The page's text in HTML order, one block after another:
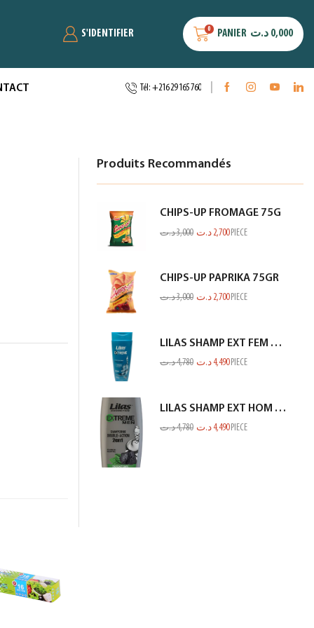
S'IDENTIFIER 0 PANIER 0,000 د.ت
Tél: +216 29 165 760
Produits Recommandés
CHIPS-UP FROMAGE 75G
3,000د.ت 2,700 د.ت PIECE
CHIPS-UP PAPRIKA 75GR
3,000د.ت 2,700 د.ت PIECE
LILAS SHAMP EXT FEM ANTI CHUTE VERT BLEUTE 350ML
4,780د.ت 4,490 د.ت PIECE
LILAS SHAMP EXT HOM CHARBON GRIS 350ML
4,780د.ت 4,490 د.ت PIECE